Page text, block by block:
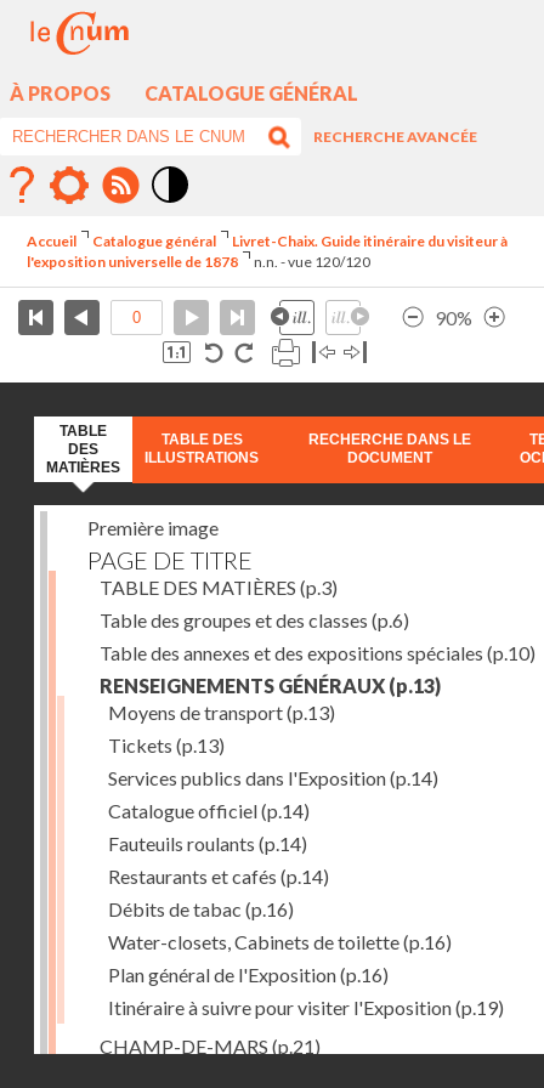
À PROPOS CATALOGUE GÉNÉRAL
RECHERCHE AVANCÉE
élévé
Accueil Catalogue général
Livret-Chaix. Guide itinéraire du visiteur à
l'exposition universelle de 1878
n.n. - vue 120/120
90%
TABLE
DES
MATIÈRES
TABLE DES
ILLUSTRATIONS
RECHERCHE DANS LE
DOCUMENT
Première image
PAGE DE TITRE
TABLE DES MATIÈRES (p.3)
Table des groupes et des classes (p.6)
Table des annexes et des expositions spéciales (p.10)
RENSEIGNEMENTS GÉNÉRAUX (p.13)
Moyens de transport(p.13)
Tickets (p.13)
Services publics dans l'Exposition(p.14)
Catalogue officiel(p.14)
Fauteuils roulants (p.14)
Restaurants et cafés (p.14)
Débits de tabac (p.16)
Water-closets, Cabinets de toilette(p.16)
Plan général de l'Exposition(p.16)
Itinéraire à suivre pour visiter l'Exposition(p.19)
CHAMP-DE-MARS (p.21)